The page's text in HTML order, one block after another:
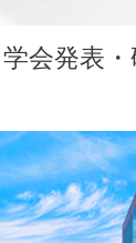
会発表・